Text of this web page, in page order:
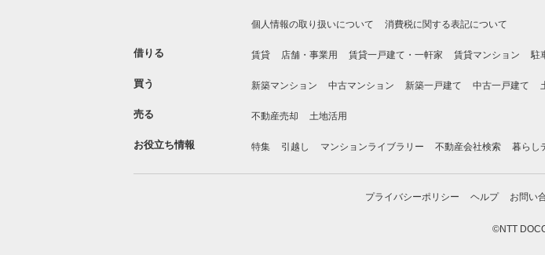
個人情報の取り扱いについて 消費税に関する表記について
借りる 賃貸 店舗・事業用 賃貸一戸建て・一軒家 賃貸マンション 駐
買う 新築マンション 中古マンション 新築一戸建て 中古一戸建て
売る 不動産売却 土地活用
お役立ち情報 特集 引越し マンションライブラリー 不動産会社検索 暮らし
プライバシーポリシー ヘルプ お問い
©NTT